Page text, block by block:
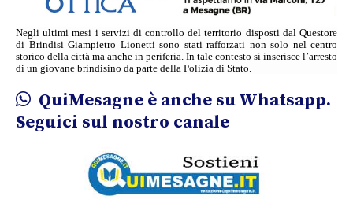
Negli ultimi mesi i servizi di controllo del territorio disposti dal Questore
di Brindisi Giampietro Lionetti sono stati rafforzati non solo nel centro
storico della città ma anche in periferia. In tale contesto si inserisce l’arresto
di un giovane brindisino da parte della Polizia di Stato.
QuiMesagne è anche su Whatsapp.
Seguici sul nostro canale